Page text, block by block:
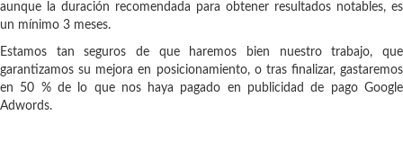
aunque la duración recomendada para obtener resultados notables, es
un mínimo 3 meses.
Estamos tan seguros de que haremos bien nuestro trabajo, que
garantizamos su mejora en posicionamiento, o tras finalizar, gastaremos
en 50 % de lo que nos haya pagado en publicidad de pago Google
Adwords.